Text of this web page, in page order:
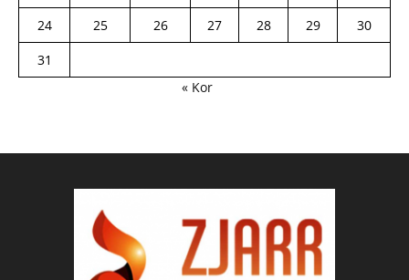
24
25 26 27 28 29
30
31
« Kor